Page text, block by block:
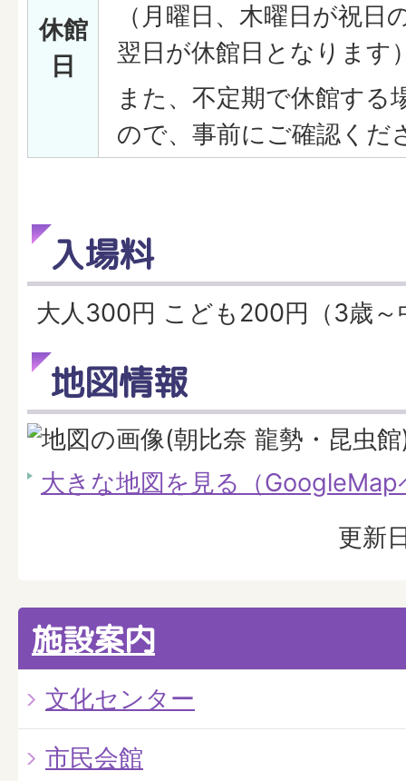
休館
日
（月曜日、木曜日が祝日
翌日が休館日となります
また、不定期で休館する
ので、事前にご確認くだ
入場料
大人300円 こども200円（3歳～
地図情報
大きな地図を見る（GoogleMap
更新
施設案内
文化センター
市民会館